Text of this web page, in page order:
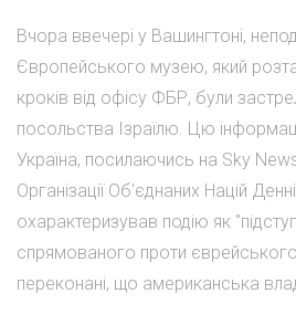
Вчора ввечері у Вашингтоні,
Європейського музею, який
кроків від офісу ФБР, були
посольства Ізраїлю. Цю
Україна, посилаючись на Sky
Організації Об'єднаних Націй
охарактеризував подію як
спрямованого проти
переконані, що американська